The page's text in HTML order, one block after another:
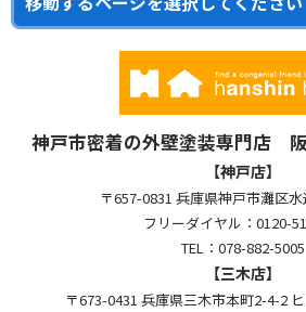
神戸市密着の外壁塗装専門店
【神戸店】
〒657-0831 兵庫県神戸市灘区
フリーダイヤル：0120-
TEL：078-882-5005
【三木店】
〒673-0431 兵庫県三木市本町2-4-2